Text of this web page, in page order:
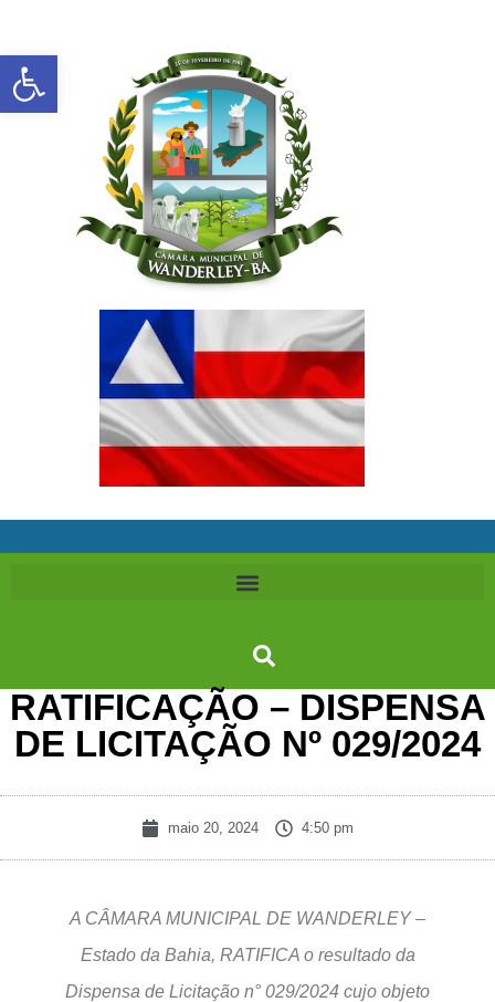
RATIFICAÇÃO – DISPENSA
DE LICITAÇÃO Nº 029/2024
maio 20, 2024 4:50 pm
A CÂMARA MUNICIPAL DE WANDERLEY –
Estado da Bahia, RATIFICA o resultado da
Dispensa de Licitação n° 029/2024 cujo objeto
Abrir a barra de ferramentas